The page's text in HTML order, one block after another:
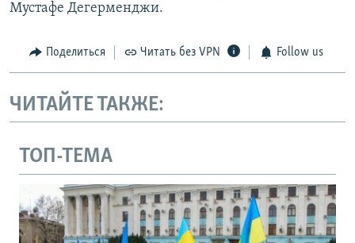
Мустафе Дегерменджи.
Поделиться Читать без VPN Follow us
ЧИТАЙТЕ ТАКЖЕ:
ТОП-ТЕМА